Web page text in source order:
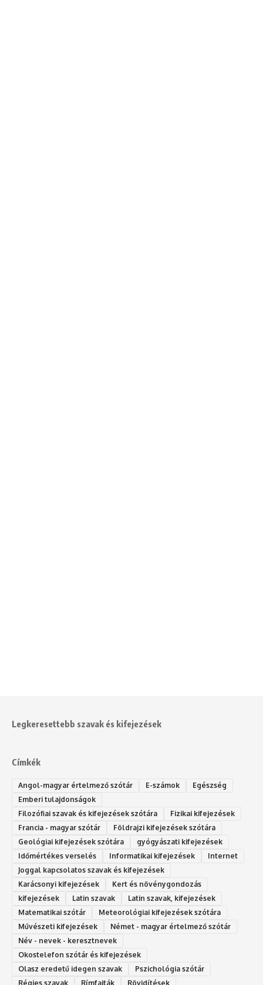
Legkeresettebb szavak és kifejezések
Címkék
Angol-magyar értelmező szótár E-számok
Egészség
Emberi tulajdonságok
Filozófiai szavak és kifejezések szótára
Fizikai kifejezések
Francia - magyar szótár
Földrajzi kifejezések szótára
Geológiai kifejezések szótára
gyógyászati kifejezések
Időmértékes verselés
Informatikai kifejezések
Internet
Joggal kapcsolatos szavak és kifejezések
Karácsonyi kifejezések
Kert és növénygondozás
kifejezések
Latin szavak
Latin szavak, kifejezések
Matematikai szótár
Meteorológiai kifejezések szótára
Művészeti kifejezések
Német - magyar értelmező szótár
Név - nevek - keresztnevek
Okostelefon szótár és kifejezések
Olasz eredetű idegen szavak
Ps‮gólohciz‬ia s‮átóz‬r
Régies szavak
Rímfajták Rövidítések